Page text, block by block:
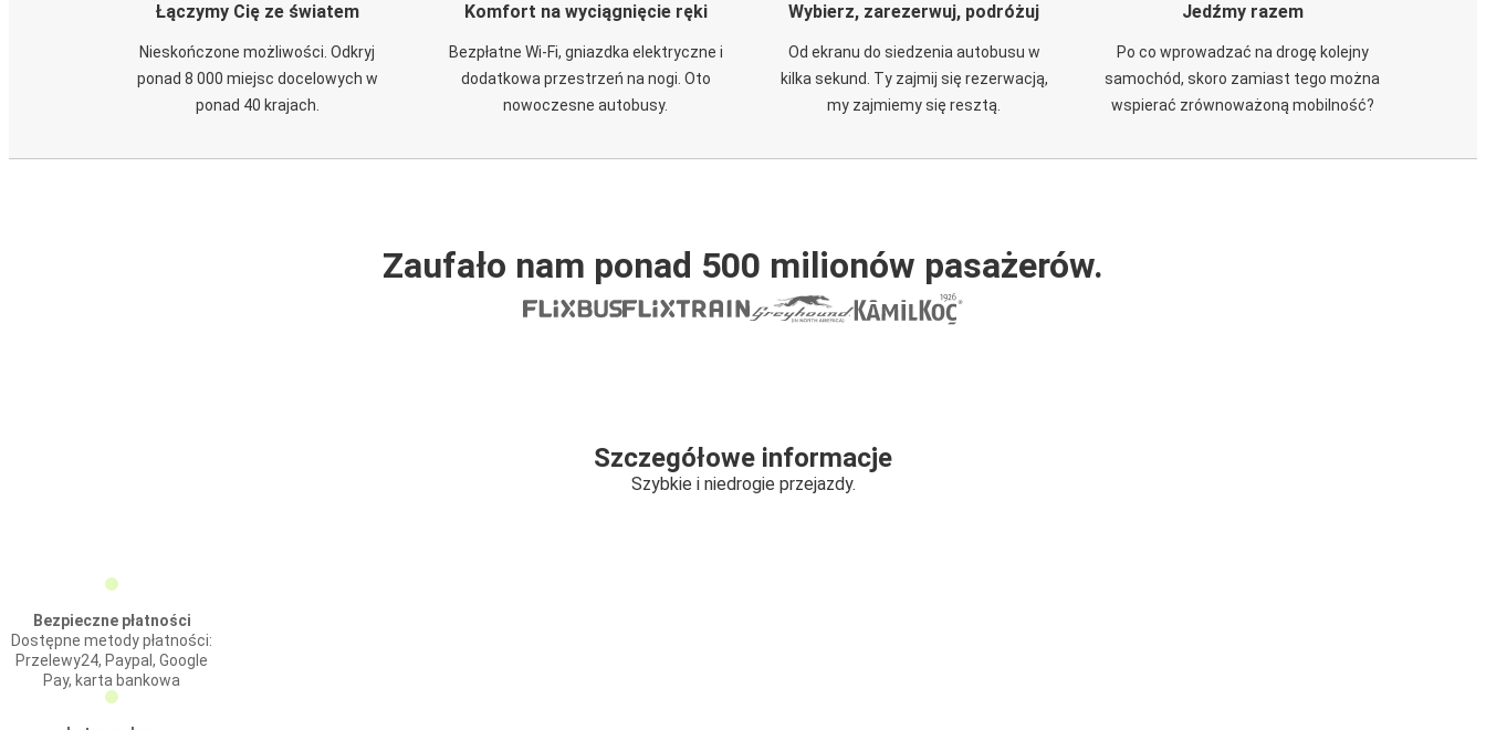
Łączymy Cię ze światem
Nieskończone możliwości. Odkryj
ponad 8 000 miejsc docelowych w
ponad 40 krajach.
Komfort na wyciągnięcie ręki
Bezpłatne Wi-Fi, gniazdka elektryczne i
dodatkowa przestrzeń na nogi. Oto
nowoczesne autobusy.
Wybierz, zarezerwuj, podróżuj
Od ekranu do siedzenia autobusu w
kilka sekund. Ty zajmij się rezerwacją,
my zajmiemy się resztą.
Jedźmy razem
Po co wprowadzać na drogę kolejny
samochód, skoro zamiast tego można
wspierać zrównoważoną mobilność?
Zaufało nam ponad 500 milionów pasażerów.
Szczegółowe informacje
Szybkie i niedrogie przejazdy.
Bezpieczne płatności
Dostępne metody płatności:
Przelewy24, Paypal, Google
Pay, karta bankowa